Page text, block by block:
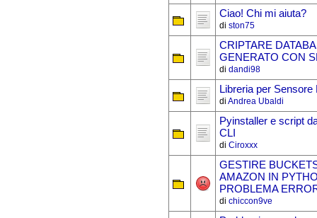
Ciao! Chi mi aiuta?
di ston75
CRIPTARE
GENERATO CON
di dandi98
Libreria per Sensore
di Andrea Ubaldi
Pyinstaller e script
CLI
di Ciroxxx
GESTIRE
AMAZON IN
PROBLEMA
di chiccon9ve